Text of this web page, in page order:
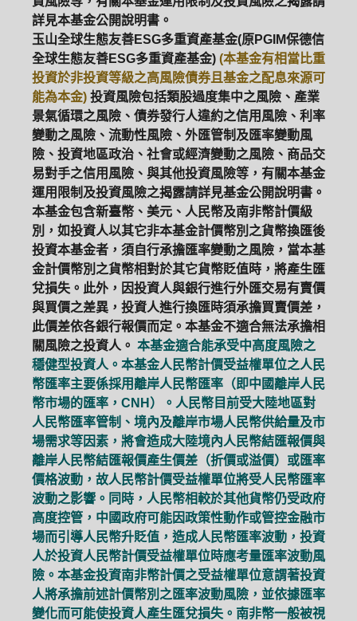
詳見本基金公開說明書。
玉山全球生態友善ESG多重資產基金(原PGIM保德信
全球生態友善ESG多重資產基金) (本基金有相當比重
投資於非投資等級之高風險債券且基金之配息來源可
能為本金) 投資風險包括類股過度集中之風險、產業
景氣循環之風險、債券發行人違約之信用風險、利率
變動之風險、流動性風險、外匯管制及匯率變動風
險、投資地區政治、社會或經濟變動之風險、商品交
易對手之信用風險、與其他投資風險等，有關本基金
運用限制及投資風險之揭露請詳見基金公開說明書。
本基金包含新臺幣、美元、人民幣及南非幣計價級
別，如投資人以其它非本基金計價幣別之貨幣換匯後
投資本基金者，須自行承擔匯率變動之風險，當本基
金計價幣別之貨幣相對於其它貨幣貶值時，將產生匯
兌損失。此外，因投資人與銀行進行外匯交易有賣價
與買價之差異，投資人進行換匯時須承擔買賣價差，
此價差依各銀行報價而定。本基金不適合無法承擔相
關風險之投資人。 本基金適合能承受中高度風險之
穩健型投資人。本基金人民幣計價受益權單位之人民
幣匯率主要係採用離岸人民幣匯率（即中國離岸人民
幣市場的匯率，CNH）。人民幣目前受大陸地區對
人民幣匯率管制、境內及離岸市場人民幣供給量及市
場需求等因素，將會造成大陸境內人民幣結匯報價與
離岸人民幣結匯報價產生價差（折價或溢價）或匯率
價格波動，故人民幣計價受益權單位將受人民幣匯率
波動之影響。同時，人民幣相較於其他貨幣仍受政府
高度控管，中國政府可能因政策性動作或管控金融市
場而引導人民幣升貶值，造成人民幣匯率波動，投資
人於投資人民幣計價受益權單位時應考量匯率波動風
險。本基金投資南非幣計價之受益權單位意謂著投資
人將承擔前述計價幣別之匯率波動風險，並依據匯率
變化而可能使投資人產生匯兌損失。南非幣一般被視